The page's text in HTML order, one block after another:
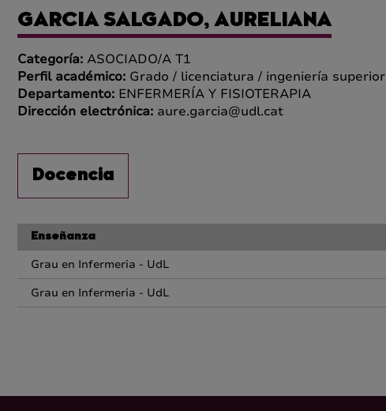
GARCIA SALGADO, AURELIANA
Categoría: ASOCIADO/A T1
Perfil académico: Grado / licenciatura / ingeniería superior
Departamento: ENFERMERÍA Y FISIOTERAPIA
Dirección electrónica: aure.garcia@udl.cat
Docencia
Enseñanza
Grau en Infermeria - UdL
Grau en Infermeria - UdL